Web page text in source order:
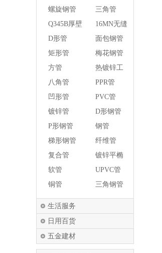
螺旋钢管
三角管
Q345B厚壁
方管
16MN无缝
钢管
D形管
面包钢管
矩形管
梅花钢管
方管
热镀锌工
字钢异径
八角管
PPR管
凹形管
PVC管
镀锌管
D形钢管
P形钢管
钢管
梯形钢管
纤维管
复合管
镀锌平椭
圆管
软管
UPVC管
铜管
三角钢管
生活服务
日用百货
五金建材